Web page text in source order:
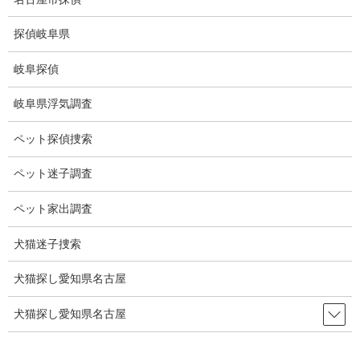
に
動
ョ
に
動
ブログ
HOME ブログ
2024-07-29
ブログ
阿部一二三金メダル
柔道６６キロ級、阿部一二三選手金メダルおめでとうございま
す。
しかも金メダル２連覇。
探偵岐阜県
岐阜探偵
岐阜県浮気調査
ペット探偵捜索
ペット迷子調査
ペット家出調査
犬猫迷子捜索
犬猫探し愛知県名古屋
犬猫探し愛知県名古屋